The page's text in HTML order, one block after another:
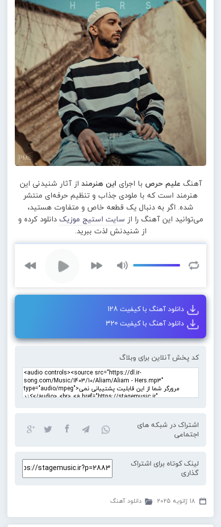
آهنگ علیم حرص با اجرای این هنرمند از آثار شنیدنی این
هنرمند است که با ملودی جذاب و تنظیم حرفه‌ای منتشر
شده. اگر به دنبال یک قطعه خاص و متفاوت هستید،
می‌توانید این آهنگ را از سایت استیج موزیک دانلود کرده و
از شنیدنش لذت ببرید.
دانلود آهنگ با کیفیت 128
دانلود آهنگ با کیفیت 320
کد پخش آنلاین برای وبلاگ
اشتراک در شبکه های
اجتماعی
لینک کوتاه برای اشتراک
گذاری
18 ژانویه 2025 دانلود آهنگ